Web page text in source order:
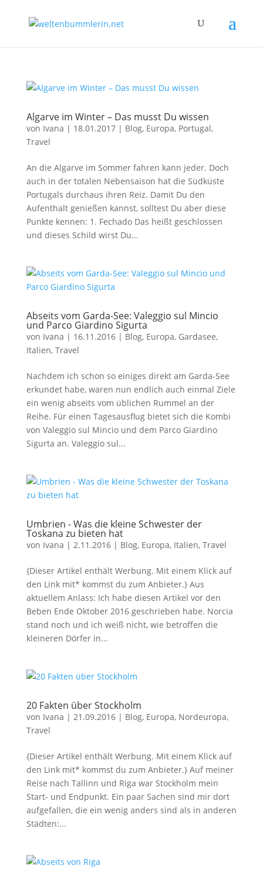
Algarve im Winter – Das musst Du wissen
von Ivana | 18.01.2017| Blog, Europa, Portugal,
Travel
An die Algarve im Sommer fahren kann jeder. Doch
auch in der totalen Nebensaison hat die Südküste
Portugals durchaus ihren Reiz. Damit Du den
Aufenthalt genießen kannst, solltest Du aber diese
Punkte kennen: 1. Fechado Das heißt geschlossen
und dieses Schild wirst Du...
Abseits vom Garda-See: Valeggio sul Mincio
und Parco Giardino Sigurta
von Ivana | 16.11.2016| Blog, Europa, Gardasee,
Italien, Travel
Nachdem ich schon so einiges direkt am Garda-See
erkundet habe, waren nun endlich auch einmal Ziele
ein wenig abseits vom üblichen Rummel an der
Reihe. Für einen Tagesausflug bietet sich die Kombi
von Valeggio sul Mincio und dem Parco Giardino
Sigurta an. Valeggio sul...
Umbrien - Was die kleine Schwester der
Toskana zu bieten hat
von Ivana | 2.11.2016| Blog, Europa, Italien, Travel
{Dieser Artikel enthält Werbung. Mit einem Klick auf
den Link mit* kommst du zum Anbieter.} Aus
aktuellem Anlass: Ich habe diesen Artikel vor den
Beben Ende Oktober 2016 geschrieben habe. Norcia
stand noch und ich weiß nicht, wie betroffen die
kleineren Dörfer in...
20 Fakten über Stockholm
von Ivana | 21.09.2016| Blog, Europa, Nordeuropa,
Travel
{Dieser Artikel enthält Werbung. Mit einem Klick auf
den Link mit* kommst du zum Anbieter.} Auf meiner
Reise nach Tallinn und Riga war Stockholm mein
Start- und Endpunkt. Ein paar Sachen sind mir dort
aufgefallen, die ein wenig anders sind als in anderen
Städten:...